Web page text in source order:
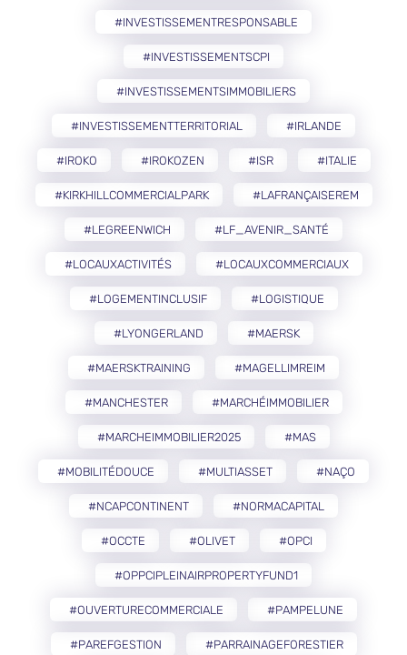
#INVESTISSEMENTRESPONSABLE
#INVESTISSEMENTSCPI
#INVESTISSEMENTSIMMOBILIERS
#INVESTISSEMENTTERRITORIAL #IRLANDE
#IROKO #IROKOZEN #ISR #ITALIE
#KIRKHILLCOMMERCIALPARK #LAFRANÇAISEREM
#LEGREENWICH #LF_AVENIR_SANTÉ
#LOCAUXACTIVITÉS #LOCAUXCOMMERCIAUX
#LOGEMENTINCLUSIF #LOGISTIQUE
#LYONGERLAND #MAERSK
#MAERSKTRAINING #MAGELLIMREIM
#MANCHESTER #MARCHÉIMMOBILIER
#MARCHEIMMOBILIER2025 #MAS
#MOBILITÉDOUCE #MULTIASSET #NAÇO
#NCAPCONTINENT #NORMACAPITAL
#OCCTE #OLIVET #OPCI
#OPPCIPLEINAIRPROPERTYFUND1
#OUVERTURECOMMERCIALE #PAMPELUNE
#PAREFGESTION #PARRAINAGEFORESTIER